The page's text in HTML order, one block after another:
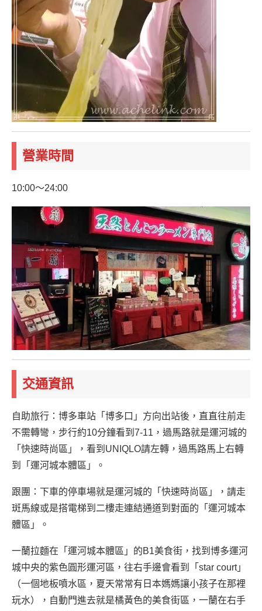
營業時間
10:00～24:00
交通資訊
自助旅行：博多車站「博多口」方向出站後，直直往前走
不需轉彎，步行約10分鐘看到7-11，過馬路就是運河城的
「快速時尚區」，看到UNIQLO請左轉，過馬路馬上右轉
到「運河城本體區」。
跟團：下車的停車場就是運河城的「快速時尚區」，請走
斑馬線或是搭電梯到二樓走連結通道到對面的「運河城本
體區」。
一蘭拉麵在「運河城本體區」的B1美食街，找到博多運河
城中央的紫色圓形運河區，往右手邊會看到「star court」
（一個地板噴水區，夏天常常有日本媽媽讓小孩子在那裡
玩水），自動門進去就是橘黃色的美食街區，一蘭在右手